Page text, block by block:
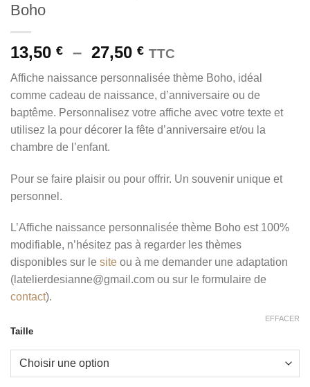
Boho
13,50 € – 27,50 €Plage
de
prix :
13,50 €
à
27,50 €
TTC
Affiche naissance personnalisée thème Boho, idéal
comme cadeau de naissance, d’anniversaire ou de
baptême. Personnalisez votre affiche avec votre texte et
utilisez la pour décorer la fête d’anniversaire et/ou la
chambre de l’enfant.
Pour se faire plaisir ou pour offrir. Un souvenir unique et
personnel.
L’Affiche naissance personnalisée thème Boho est 100%
modifiable, n’hésitez pas à regarder les thèmes
disponibles sur le site ou à me demander une adaptation
(latelierdesianne@gmail.com ou sur le formulaire de
contact).
Taille
EFFACER